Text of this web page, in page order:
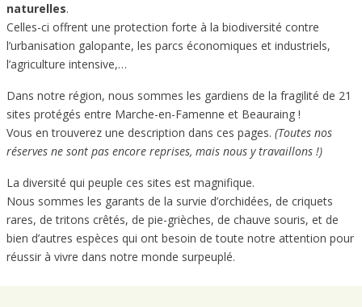
naturelles.
Celles-ci offrent une protection forte à la biodiversité contre
l’urbanisation galopante, les parcs économiques et industriels,
l’agriculture intensive,…
Dans notre région, nous sommes les gardiens de la fragilité de 21
sites protégés entre Marche-en-Famenne et Beauraing !
Vous en trouverez une description dans ces pages. (Toutes nos
réserves ne sont pas encore reprises, mais nous y travaillons !)
La diversité qui peuple ces sites est magnifique.
Nous sommes les garants de la survie d’orchidées, de criquets
rares, de tritons crêtés, de pie-grièches, de chauve souris, et de
bien d’autres espèces qui ont besoin de toute notre attention pour
réussir à vivre dans notre monde surpeuplé.